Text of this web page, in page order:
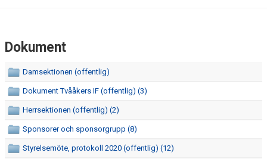
DOKUMENT
BILDGALLERI
Dokument
Damsektionen (offentlig)
Dokument Tvååkers IF (offentlig) (3)
Herrsektionen (offentlig) (2)
Sponsorer och sponsorgrupp (8)
Styrelsemöte, protokoll 2020 (offentlig) (12)